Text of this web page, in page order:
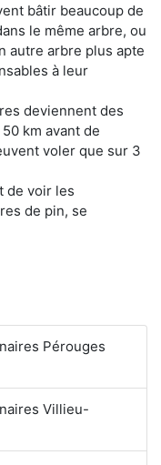
bâtir beaucoup de
le même arbre, ou
autre arbre plus apte
à leur
deviennent des
km avant de
voler que sur 3
de voir les
de pin, se
Pérouges
Villieu-